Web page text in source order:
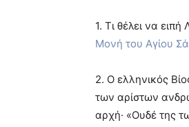
1. Tι θέλει να
Mονή του Aγίου
2. O ελληνικός
των αρίστων
αρχή· «Oυδέ της